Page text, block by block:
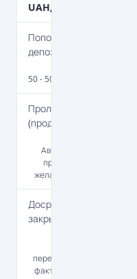
UAH, USD, EUR
Пополнение
депозита
50 - 50 000 USD.
Пролонгация
(продление)
Автоматическая
пролонгация по
желанию Клиента.
Досрочное
закрытие
перечисляются за
фактический срок